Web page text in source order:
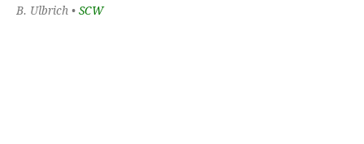
B. Ulbrich • SCW